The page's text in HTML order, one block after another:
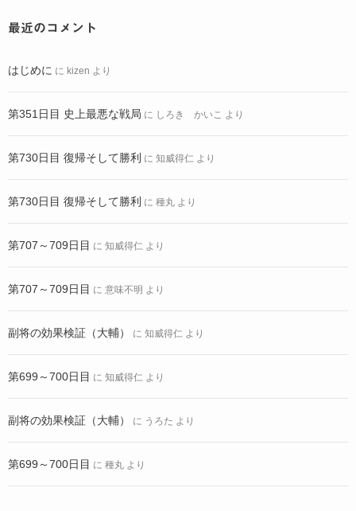
最近のコメント
はじめに に kizen より
第351日目 史上最悪な戦局 に しろき かいこ より
第730日目 復帰そして勝利 に 知威得仁 より
第730日目 復帰そして勝利 に 種丸 より
第707～709日目 に 知威得仁 より
第707～709日目 に 意味不明 より
副将の効果検証（大輔） に 知威得仁 より
第699～700日目 に 知威得仁 より
副将の効果検証（大輔） に うろた より
第699～700日目 に 種丸 より